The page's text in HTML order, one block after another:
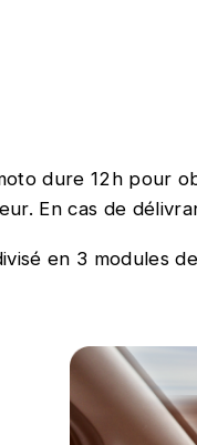
dure 12h pour
En cas de
en 3 modules